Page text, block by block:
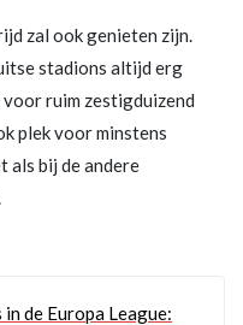
zal ook genieten zijn.
stadions altijd erg
ruim zestigduizend
plek voor minstens
als bij de andere
de Europa League: